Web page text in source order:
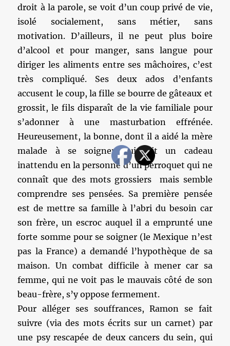
droit à la parole, se voit d’un coup privé de vie,
isolé socialement, sans métier, sans
motivation. D’ailleurs, il ne peut plus boire
d’alcool et pour manger, sans langue pour
diriger les aliments entre ses mâchoires, c’est
très compliqué. Ses deux ados d’enfants
accusent le coup, la fille se bourre de gâteaux et
grossit, le fils disparaît de la vie familiale pour
s’adonner à une masturbation effrénée.
Heureusement, la bonne, dont il a aidé la mère
malade à se soigner, lui fait un cadeau
inattendu en la personne d’un perroquet qui ne
connaît que des mots grossiers mais semble
comprendre ses pensées. Sa première pensée
est de mettre sa famille à l’abri du besoin car
son frère, un escroc auquel il a emprunté une
forte somme pour se soigner (le Mexique n’est
pas la France) a demandé l’hypothèque de sa
maison. Un combat difficile à mener car sa
femme, qui ne voit pas le mauvais côté de son
beau-frère, s’y oppose fermement.
Pour alléger ses souffrances, Ramon se fait
suivre (via des mots écrits sur un carnet) par
une psy rescapée de deux cancers du sein, qui